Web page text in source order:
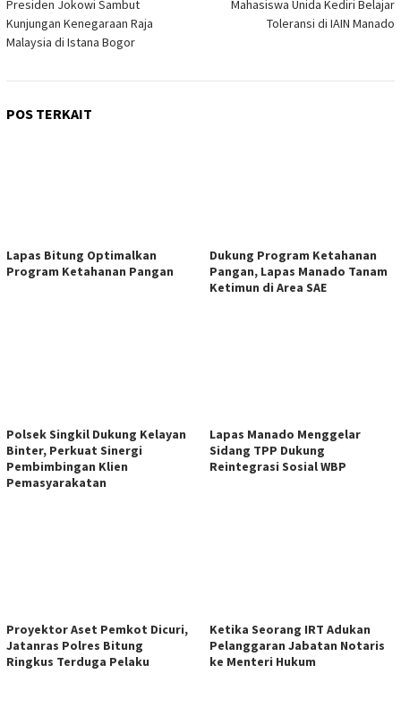
pos
Presiden Jokowi Sambut
Kunjungan Kenegaraan Raja
Malaysia di Istana Bogor
Mahasiswa Unida Kediri Belajar
Toleransi di IAIN Manado
POS TERKAIT
Lapas Bitung Optimalkan
Program Ketahanan Pangan
Dukung Program Ketahanan
Pangan, Lapas Manado Tanam
Ketimun di Area SAE
Polsek Singkil Dukung Kelayan
Binter, Perkuat Sinergi
Pembimbingan Klien
Pemasyarakatan
Lapas Manado Menggelar
Sidang TPP Dukung
Reintegrasi Sosial WBP
Proyektor Aset Pemkot Dicuri,
Jatanras Polres Bitung
Ringkus Terduga Pelaku
Ketika Seorang IRT Adukan
Pelanggaran Jabatan Notaris
ke Menteri Hukum